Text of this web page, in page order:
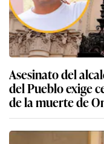
Asesinato del
del Pueblo exige
de la muerte de